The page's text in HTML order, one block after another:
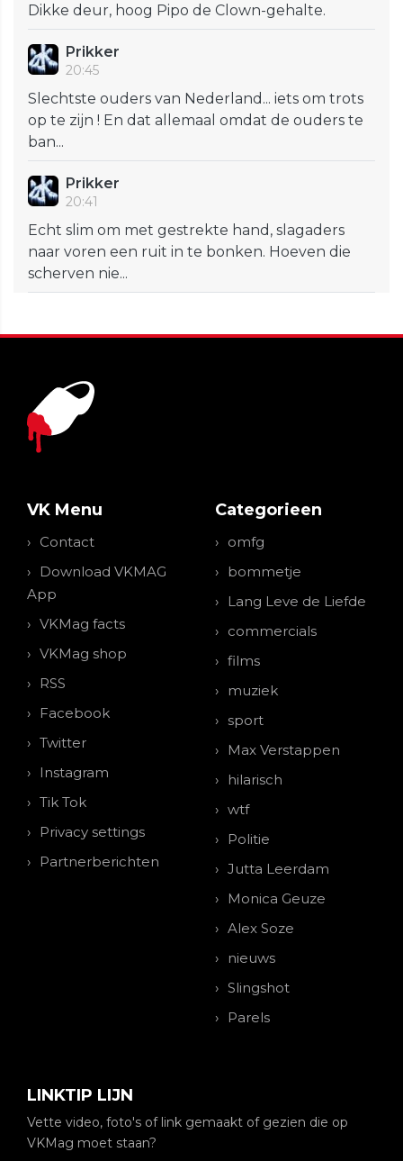
Dikke deur, hoog Pipo de Clown-gehalte.
Prikker
20:45
Slechtste ouders van Nederland... iets om trots
op te zijn ! En dat allemaal omdat de ouders te
ban...
Prikker
20:41
Echt slim om met gestrekte hand, slagaders
naar voren een ruit in te bonken. Hoeven die
scherven nie...
VK Menu
Contact
Download VKMAG
App
VKMag facts
VKMag shop
RSS
Facebook
Twitter
Instagram
Tik Tok
Privacy settings
Partnerberichten
Categorieen
omfg
bommetje
Lang Leve de Liefde
commercials
films
muziek
sport
Max Verstappen
hilarisch
wtf
Politie
Jutta Leerdam
Monica Geuze
Alex Soze
nieuws
Slingshot
Parels
LINKTIP LIJN
Vette video, foto's of link gemaakt of gezien die op
VKMag moet staan?